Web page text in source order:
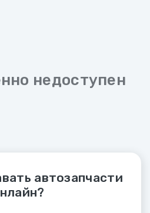
недоступен
автозапчасти